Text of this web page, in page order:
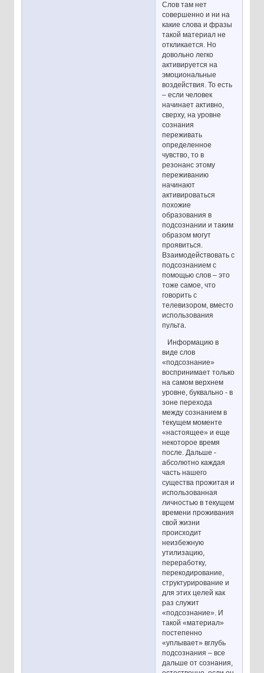
Слов там нет
совершенно и ни на
какие слова и фразы
такой материал не
откликается. Но
довольно легко
активируется на
эмоциональные
воздействия. То есть
– если человек
начинает активно,
сверху, на уровне
сознания
переживать
определенное
чувство, то в
резонанс этому
переживанию
начинают
активироваться
похожие
образования в
подсознании и таким
образом могут
проявиться.
Взаимодействовать с
подсознанием с
помощью слов – это
тоже самое, что
говорить с
телевизором, вместо
использования
пульта.
Информацию в
виде слов
«подсознание»
воспринимает только
на самом верхнем
уровне, буквально - в
зоне перехода
между сознанием в
текущем моменте
«настоящее» и еще
некоторое время
после. Дальше -
абсолютно каждая
часть нашего
существа прожитая и
использованная
личностью в текущем
времени проживания
свой жизни
происходит
неизбежную
утилизацию,
переработку,
перекодирование,
структурирование и
для этих целей как
раз служит
«подсознание». И
такой «материал»
постепенно
«уплывает» вглубь
подсознания – все
дальше от сознания,